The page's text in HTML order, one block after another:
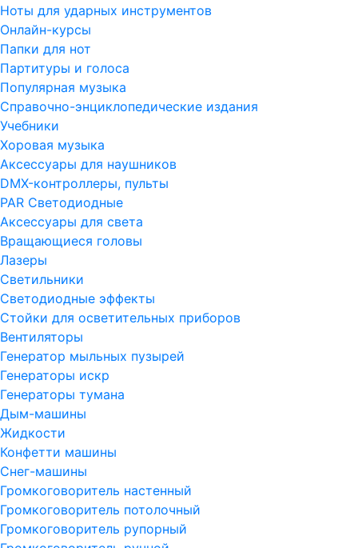
Ноты для ударных инструментов
Онлайн-курсы
Папки для нот
Партитуры и голоса
Популярная музыка
Справочно-энциклопедические издания
Учебники
Хоровая музыка
Аксессуары для наушников
DMX-контроллеры, пульты
PAR Светодиодные
Аксессуары для света
Вращающиеся головы
Лазеры
Светильники
Светодиодные эффекты
Стойки для осветительных приборов
Вентиляторы
Генератор мыльных пузырей
Генераторы искр
Генераторы тумана
Дым-машины
Жидкости
Конфетти машины
Снег-машины
Громкоговоритель настенный
Громкоговоритель потолочный
Громкоговоритель рупорный